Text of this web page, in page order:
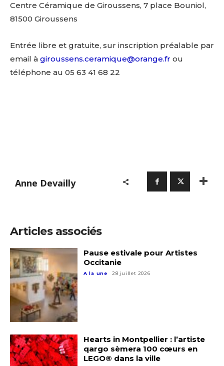
Centre Céramique de Giroussens, 7 place Bouniol,
81500 Giroussens
Entrée libre et gratuite, sur inscription préalable par
email à giroussens.ceramique@orange.fr ou
téléphone au 05 63 41 68 22
Anne Devailly
Articles associés
Pause estivale pour Artistes
Occitanie
A la une 28 juillet 2026
Hearts in Montpellier : l’artiste
qargo sèmera 100 cœurs en
LEGO® dans la ville